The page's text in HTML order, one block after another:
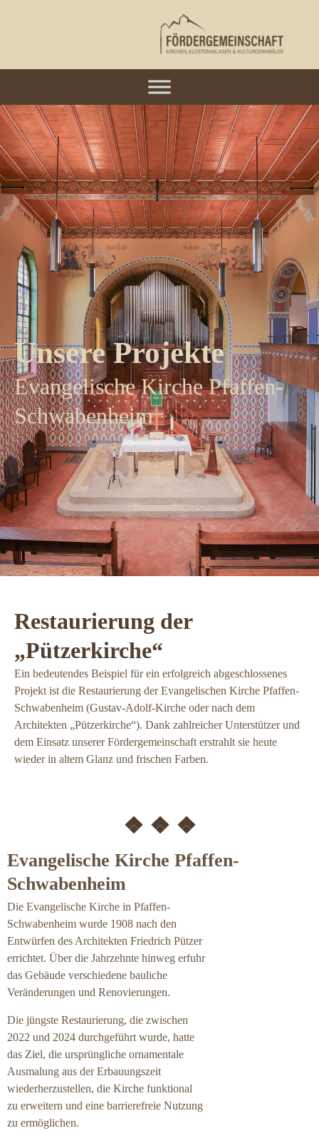
Unsere Projekte
Evangelische Kirche Pfaffen-
Schwabenheim
Restaurierung der
„Pützerkirche“
Ein bedeutendes Beispiel für ein erfolgreich abgeschlossenes
Projekt ist die Restaurierung der Evangelischen Kirche Pfaffen-
Schwabenheim (Gustav-Adolf-Kirche oder nach dem
Architekten „Pützerkirche“). Dank zahlreicher Unterstützer und
dem Einsatz unserer Fördergemeinschaft erstrahlt sie heute
wieder in altem Glanz und frischen Farben.
❖ ❖ ❖
Evangelische Kirche Pfaffen-
Schwabenheim
Die Evangelische Kirche in Pfaffen-
Schwabenheim wurde 1908 nach den
Entwürfen des Architekten Friedrich Pützer
errichtet. Über die Jahrzehnte hinweg erfuhr
das Gebäude verschiedene bauliche
Veränderungen und Renovierungen.
Die jüngste Restaurierung, die zwischen
2022 und 2024 durchgeführt wurde, hatte
das Ziel, die ursprüngliche ornamentale
Ausmalung aus der Erbauungszeit
wiederherzustellen, die Kirche funktional
zu erweitern und eine barrierefreie Nutzung
zu ermöglichen.